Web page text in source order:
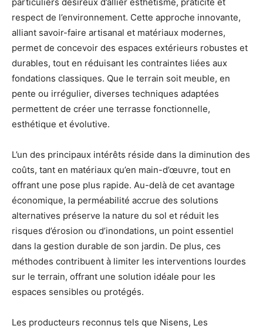
respect de l’environnement. Cette approche innovante,
alliant savoir-faire artisanal et matériaux modernes,
permet de concevoir des espaces extérieurs robustes et
durables, tout en réduisant les contraintes liées aux
fondations classiques. Que le terrain soit meuble, en
pente ou irrégulier, diverses techniques adaptées
permettent de créer une terrasse fonctionnelle,
esthétique et évolutive.
L’un des principaux intérêts réside dans la diminution des
coûts, tant en matériaux qu’en main-d’œuvre, tout en
offrant une pose plus rapide. Au-delà de cet avantage
économique, la perméabilité accrue des solutions
alternatives préserve la nature du sol et réduit les
risques d’érosion ou d’inondations, un point essentiel
dans la gestion durable de son jardin. De plus, ces
méthodes contribuent à limiter les interventions lourdes
sur le terrain, offrant une solution idéale pour les
espaces sensibles ou protégés.
Les producteurs reconnus tels que Nisens, Les